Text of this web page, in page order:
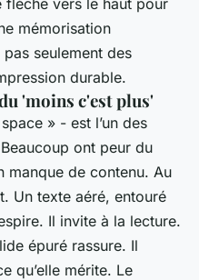
mémorisation
seulement des
durable.
'moins c'est plus'
» - est l’un des
ont peur du
manque de contenu. Au
Un texte aéré, entouré
Il invite à la lecture.
épuré rassure. Il
qu’elle mérite. Le